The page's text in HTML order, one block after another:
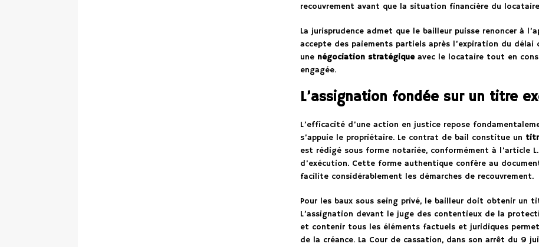
recouvrement avant que la situation financière du
La jurisprudence admet que le bailleur puisse renoncer à
accepte des paiements partiels après l’expiration du délai
une négociation stratégiqueavec le locataire tout en
engagée.
L’assignation fondée sur un titre
L’efficacité d’une action en justice repose
s’appuie le propriétaire. Le contrat de bail constitue un
est rédigé sous forme notariée, conformément à l’article
d’exécution. Cette forme authentique confère au
facilite considérablement les démarches de recouvrement.
Pour les baux sous seing privé, le bailleur doit obtenir un
L’assignation devant le juge des contentieux de la
et contenir tous les éléments factuels et juridiques
de la créance. La Cour de cassation, dans son arrêt du 9